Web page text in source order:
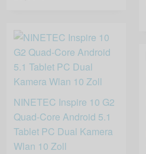
NINETEC Inspire 10 G2
Quad-Core Android 5.1
Tablet PC Dual Kamera
Wlan 10 Zoll